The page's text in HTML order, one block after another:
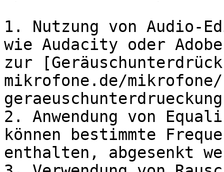
1. Nutzung von Audio-
wie Audacity oder
zur
mikrofone.de/
2. Anwendung von
können bestimmte
enthalten, abgesenkt